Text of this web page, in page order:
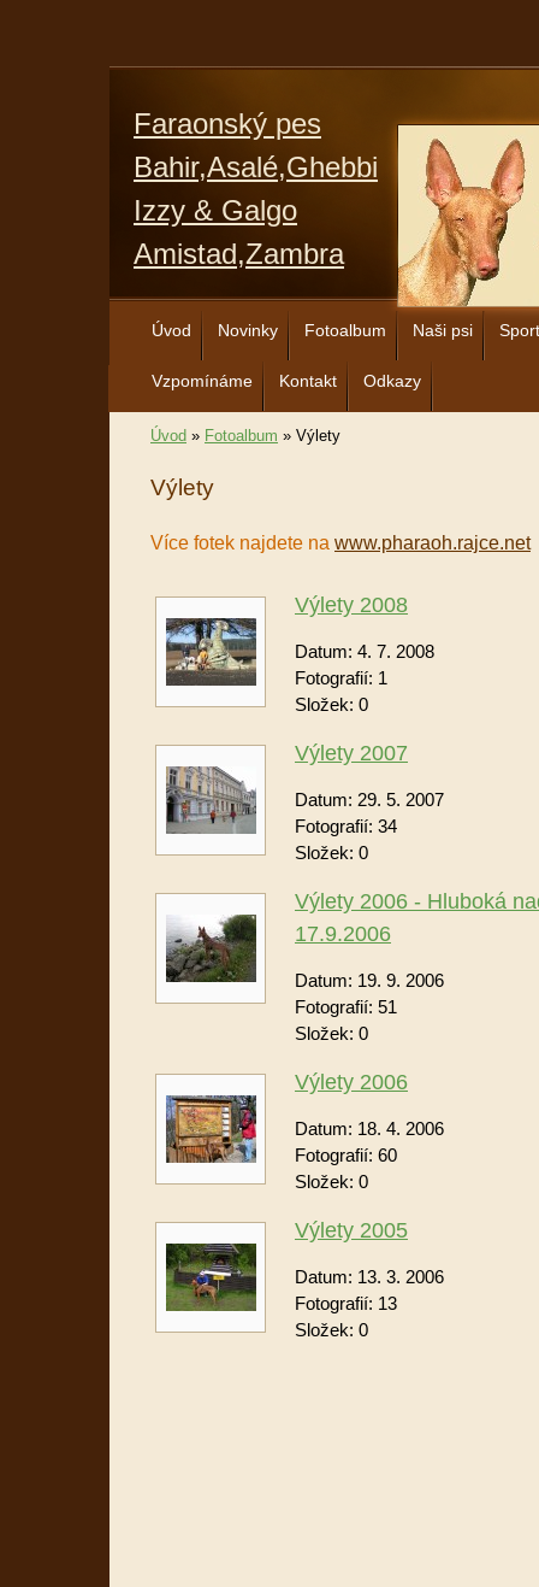
Faraonský pes
Bahir,Asalé,Ghebbi
Izzy & Galgo
Amistad,Zambra
Úvod Novinky Fotoalbum Naši psi Sport
Vzpomínáme Kontakt Odkazy
Úvod » Fotoalbum » Výlety
Výlety
Více fotek najdete na www.pharaoh.rajce.net
Výlety 2008
Datum: 4. 7. 2008
Fotografií: 1
Složek: 0
Výlety 2007
Datum: 29. 5. 2007
Fotografií: 34
Složek: 0
Výlety 2006 - Hluboká
17.9.2006
Datum: 19. 9. 2006
Fotografií: 51
Složek: 0
Výlety 2006
Datum: 18. 4. 2006
Fotografií: 60
Složek: 0
Výlety 2005
Datum: 13. 3. 2006
Fotografií: 13
Složek: 0